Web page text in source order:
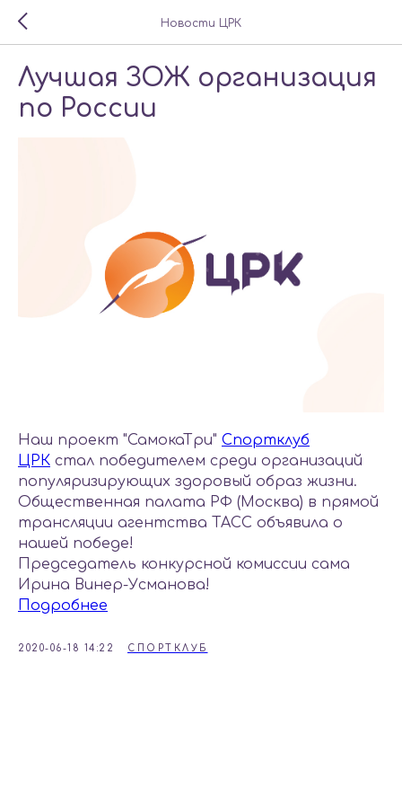
Новости ЦРК
Лучшая ЗОЖ организация
по России
Наш проект "СамокаТри" Спортклуб
ЦРК стал победителем среди организаций
популяризирующих здоровый образ жизни.
Общественная палата РФ (Москва) в прямой
трансляции агентства ТАСС объявила о
нашей победе!
Председатель конкурсной комиссии сама
Ирина Винер-Усманова!
Подробнее
2020-06-18 14:22 СПОРТКЛУБ